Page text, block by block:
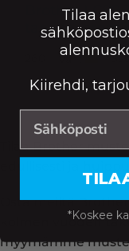
Brother
tarvike,
Väri:
Tilaa Brother
Osta meiltä
kolmen vuoden
myymämme
Tilaa
Kiirehdi,
*Koskee